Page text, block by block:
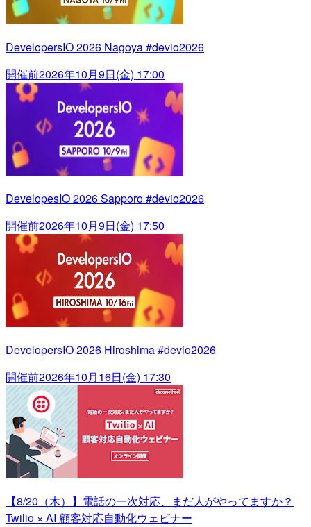
DevelopersIO 2026 Nagoya #devio2026
開催前2026年10月9日(金) 17:00
DevelopesIO 2026 Sapporo #devio2026
開催前2026年10月9日(金) 17:50
DevelopersIO 2026 Hiroshima #devio2026
開催前2026年10月16日(金) 17:30
【8/20（木）】電話の一次対応、まだ人がやってますか？
Twilio × AI 顧客対応自動化ウェビナー